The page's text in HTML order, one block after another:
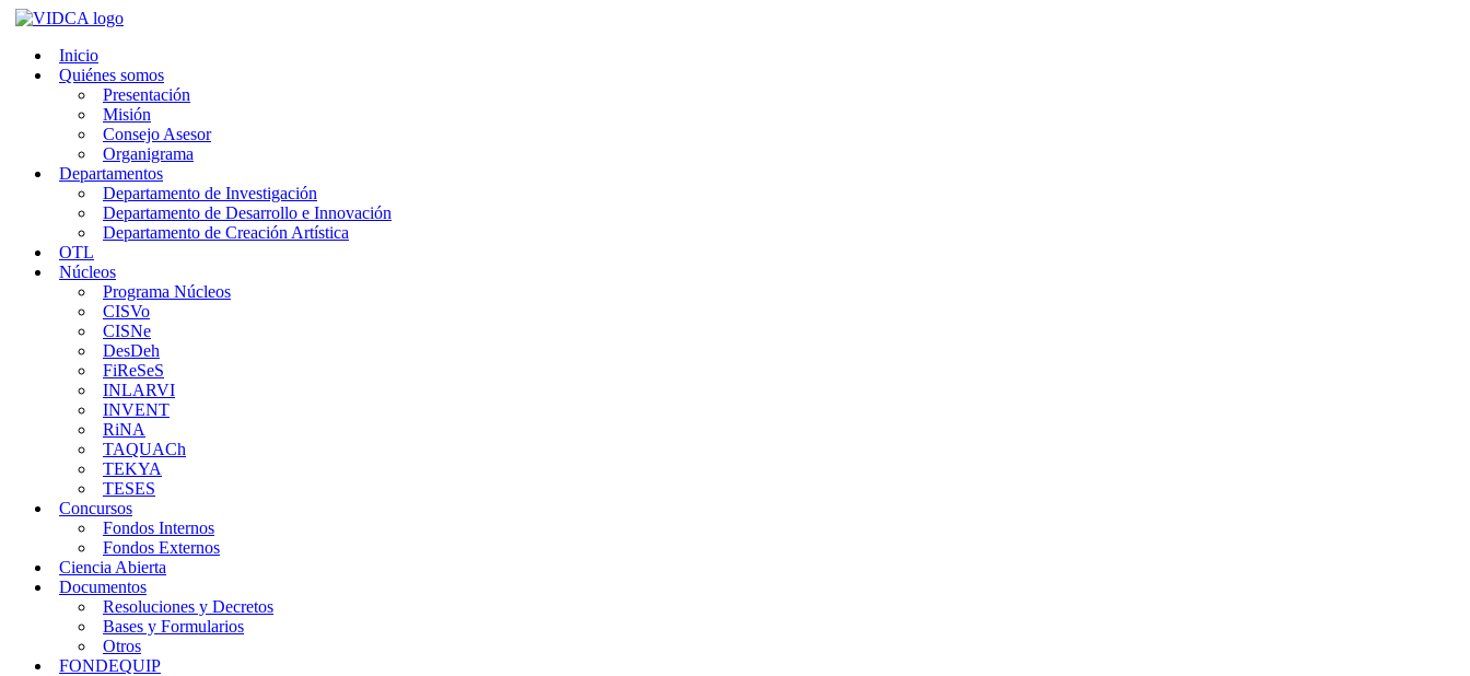
Saltar
contenidoInicio
Quiénes somos
Presentación
Misión
Consejo Asesor
Organigrama
Departamentos
Departamento de Investigación
Departamento de Desarrollo e Innovación
Departamento de Creación Artística
OTL
Núcleos
Programa Núcleos
CISVo
CISNe
DesDeh
FiReSeS
INLARVI
INVENT
RiNA
TAQUACh
TEKYA
TESES
Concursos
Fondos Internos
Fondos Externos
Ciencia Abierta
Documentos
Resoluciones y Decretos
Bases y Formularios
Otros
FONDEQUIP